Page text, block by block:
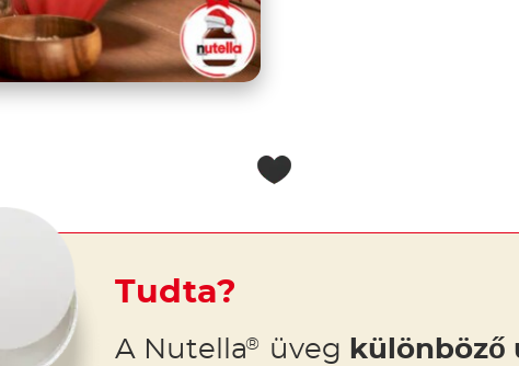
Tudta?
A Nutella® üveg különböző